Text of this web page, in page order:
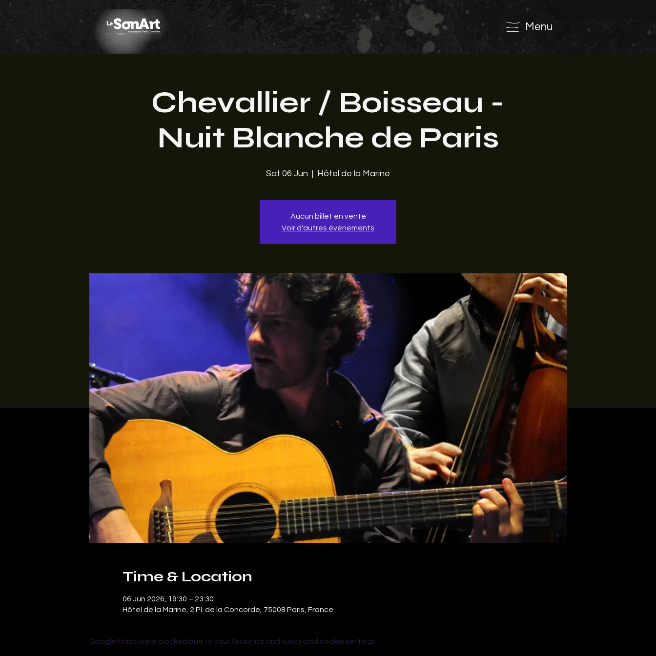
Menu
Chevallier / Boisseau -
Nuit Blanche de Paris
Sat 06 Jun
  |
Hôtel de la Marine
Aucun billet en vente
Voir d'autres événements
Time & Location
06 Jun 2026, 19:30 – 23:30
Hôtel de la Marine, 2 Pl. de la Concorde, 75008 Paris, France
Google Maps were blocked due to your Analytics and functional cookie settings.